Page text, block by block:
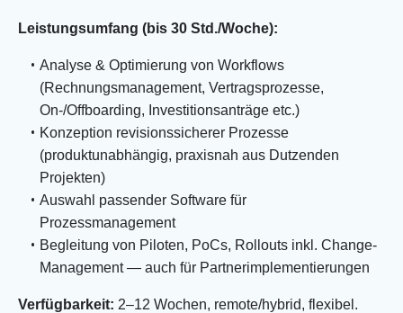
Leistungsumfang (bis 30 Std./Woche):
Analyse & Optimierung von Workflows
(Rechnungsmanagement, Vertragsprozesse,
On-/Offboarding, Investitionsanträge etc.)
Konzeption revisionssicherer Prozesse
(produktunabhängig, praxisnah aus Dutzenden
Projekten)
Auswahl passender Software für
Prozessmanagement
Begleitung von Piloten, PoCs, Rollouts inkl. Change-
Management — auch für Partnerimplementierungen
Verfügbarkeit: 2–12 Wochen, remote/hybrid, flexibel.